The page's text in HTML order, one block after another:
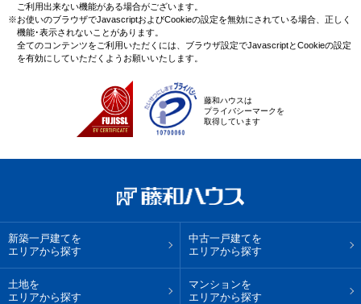
ご利用出来ない機能がある場合がございます。
※お使いのブラウザでJavascriptおよびCookieの設定を無効にされている場合、正しく
機能･表示されないことがあります。
全てのコンテンツをご利用いただくには、ブラウザ設定でJavascriptとCookieの設定
を有効にしていただくようお願いいたします。
藤和ハウスは
プライバシーマークを
取得しています
新築一戸建てを
エリアから探す
中古一戸建てを
エリアから探す
土地を
エリアから探す
マンションを
エリアから探す